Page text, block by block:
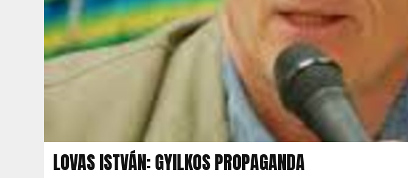
LOVAS ISTVÁN: GYILKOS PROPAGANDA